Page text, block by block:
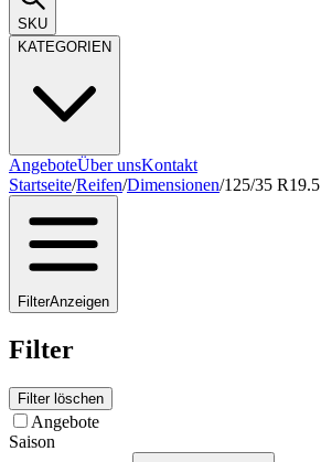
SKU
KATEGORIEN
AngeboteÜber unsKontakt
Startseite/Reifen/Dimensionen/125/35 R19.5
FilterAnzeigen
Filter
Filter löschen
Angebote
Saison